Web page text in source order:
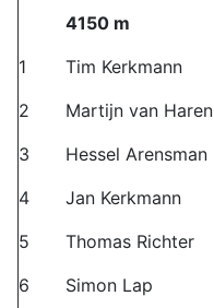
4150 m
1 Tim Kerkmann
2
Martijn van Haren
3
Hessel Arensman
4
Jan Kerkmann
5
Thomas Richter
6
Simon Lap